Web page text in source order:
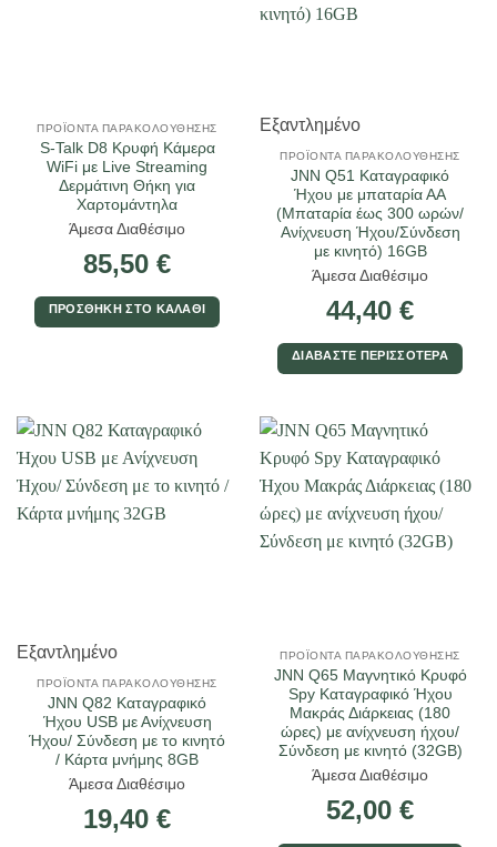
ΠΡΟΪΌΝΤΑ ΠΑΡΑΚΟΛΟΎΘΗΣΗΣ
S-Talk D8 Κρυφή Κάμερα
WiFi με Live Streaming
Δερμάτινη Θήκη για
Χαρτομάντηλα
Άμεσα Διαθέσιμο
85,50 €
ΠΡΟΣΘΉΚΗ ΣΤΟ ΚΑΛΆΘΙ
Εξαντλημένο
ΠΡΟΪΌΝΤΑ ΠΑΡΑΚΟΛΟΎΘΗΣΗΣ
JNN Q51 Καταγραφικό
Ήχου με μπαταρία ΑΑ
(Μπαταρία έως 300 ωρών/
Ανίχνευση Ήχου/Σύνδεση
με κινητό) 16GB
Άμεσα Διαθέσιμο
44,40 €
ΔΙΑΒΆΣΤΕ ΠΕΡΙΣΣΌΤΕΡΑ
Εξαντλημένο
ΠΡΟΪΌΝΤΑ ΠΑΡΑΚΟΛΟΎΘΗΣΗΣ
JNN Q82 Καταγραφικό
Ήχου USB με Ανίχνευση
Ήχου/ Σύνδεση με το κινητό
/ Κάρτα μνήμης 8GB
Άμεσα Διαθέσιμο
19,40 €
ΠΡΟΪΌΝΤΑ ΠΑΡΑΚΟΛΟΎΘΗΣΗΣ
JNN Q65 Μαγνητικό Κρυφό
Spy Καταγραφικό Ήχου
Μακράς Διάρκειας (180
ώρες) με ανίχνευση ήχου/
Σύνδεση με κινητό (32GB)
Άμεσα Διαθέσιμο
52,00 €